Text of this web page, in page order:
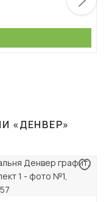
«ДЕНВЕР»